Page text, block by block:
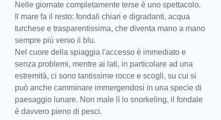
Nelle giornate completamente terse è uno spettacolo.
Il mare fa il resto: fondali chiari e digradanti, acqua
turchese e trasparentissima, che diventa mano a mano
sempre più verso il blu.
Nel cuore della spiaggia l'accesso è immediato e
senza problemi, mentre ai lati, in particolare ad una
estremità, ci sono tantissime rocce e scogli, su cui si
può anche camminare immergendosi in una specie di
paesaggio lunare. Non male lì lo snorkeling, il fondale
è davvero pieno di pesci.